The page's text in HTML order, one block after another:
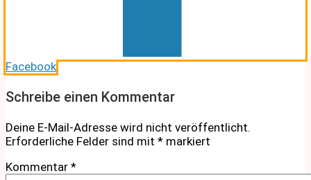
Facebook
Schreibe einen Kommentar
Deine E-Mail-Adresse wird nicht veröffentlicht.
Erforderliche Felder sind mit * markiert
Kommentar *